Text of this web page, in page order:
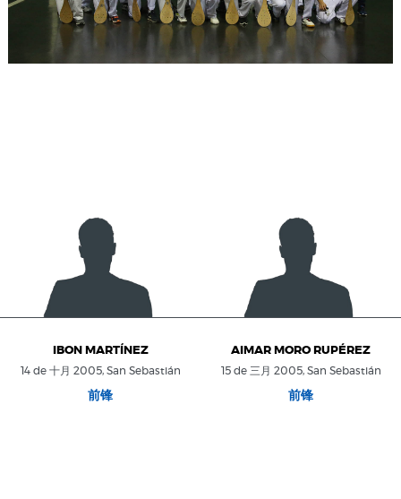
IBON MARTÍNEZ
14 de 十月 2005, San Sebastián
前锋
AIMAR MORO RUPÉREZ
15 de 三月 2005, San Sebastián
前锋